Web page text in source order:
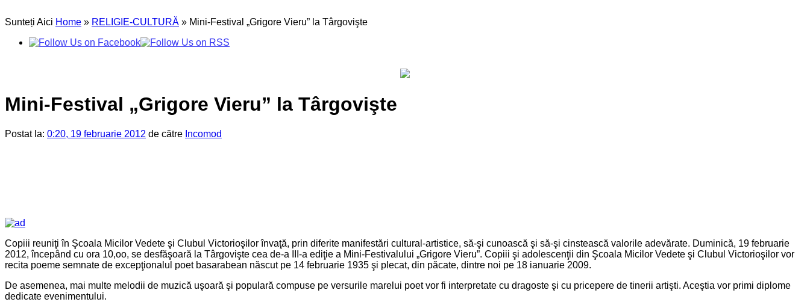
Sunteți Aici Home » RELIGIE-CULTURĂ » Mini-Festival „Grigore Vieru” la Târgovişte
Mini-Festival „Grigore Vieru” la Târgovişte
Postat la: 0:20, 19 februarie 2012 de către Incomod
Copiii reuniţi în Şcoala Micilor Vedete şi Clubul Victorioşilor învaţă, prin diferite manifestări cultural-artistice, să-şi cunoască şi să-şi cinstească valorile adevărate. Duminică, 19 februarie
2012, începând cu ora 10,oo, se desfăşoară la Târgovişte cea de-a III-a ediţie a Mini-Festivalului „Grigore Vieru”. Copiii şi adolescenţii din Şcoala Micilor Vedete şi Clubul Victorioşilor vor
recita poeme semnate de excepţionalul poet basarabean născut pe 14 februarie 1935 şi plecat, din păcate, dintre noi pe 18 ianuarie 2009.
De asemenea, mai multe melodii de muzică uşoară şi populară compuse pe versurile marelui poet vor fi interpretate cu dragoste şi cu pricepere de tinerii artişti. Aceştia vor primi diplome
dedicate evenimentului.